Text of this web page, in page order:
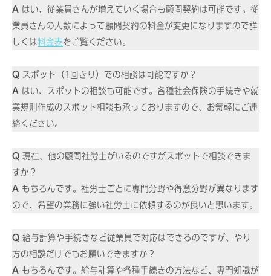
A はい、従業員さんが増えていく場合も顧問契約は可能です。従
業員さんの人数によって顧問契約の料金が変更になりますので詳
しくは料金表をご覧ください。
Q スポット（1回きり）での相談は可能ですか？
A はい、スポットの相談も可能です。各種社会保険の手続きや就
業規則作成のスポット相談も承っておりますので、お気軽にご連
絡ください。
Q 現在、他の顧問社労士がいるのですがスポットで相談できま
すか？
A もちろんです。社労士ごとに専門分野や得意分野が異なります
ので、希望の業務に強い社労士に依頼するのが良いと思います。
Q 給与計算や手続きなど従業員で対応はできるのですが、やり
方の相談だけでもお願いできますか？
A もちろんです。給与計算や各種手続きの方法など、専門知識が